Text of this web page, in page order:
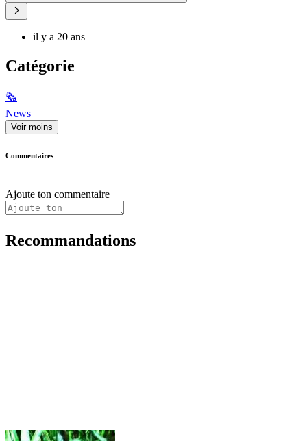
il y a 20 ans
Catégorie
🗞
News
Voir moins
Commentaires
Ajoute ton commentaire
Recommandations